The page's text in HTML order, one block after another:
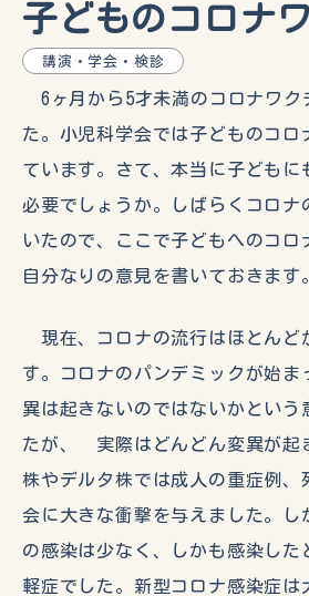
子どものコロナ
講演・学会・検診
6ヶ月から5才未満のコロナワク
た。小児科学会では子どものコロ
ています。さて、本当に子どもに
必要でしょうか。しばらくコロナ
いたので、ここで子どもへのコロ
自分なりの意見を書いておきます
現在、コロナの流行はほとんど
す。コロナのパンデミックが始ま
異は起きないのではないかという
たが、 実際はどんどん変異が起
株やデルタ株では成人の重症例、
会に大きな衝撃を与えました。し
の感染は少なく、しかも感染した
軽症でした。新型コロナ感染症は